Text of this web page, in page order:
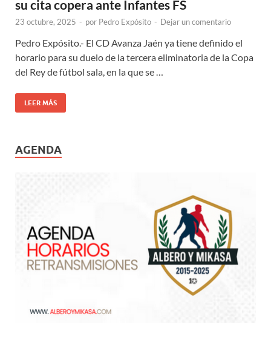
su cita copera ante Infantes FS
23 octubre, 2025 - por Pedro Expósito - Dejar un comentario
Pedro Expósito.- El CD Avanza Jaén ya tiene definido el
horario para su duelo de la tercera eliminatoria de la Copa
del Rey de fútbol sala, en la que se …
LEER MÁS
AGENDA